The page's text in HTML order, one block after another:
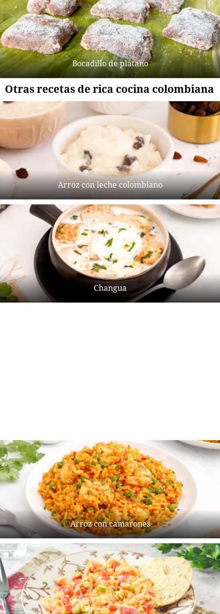
Bocadillo de plátano
Otras recetas de rica cocina colombiana
Arroz con leche colombiano
Changua
Arroz con camarones